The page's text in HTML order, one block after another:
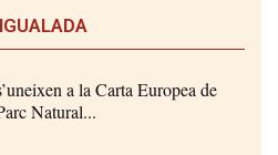
a la Carta Europea de
Natural...